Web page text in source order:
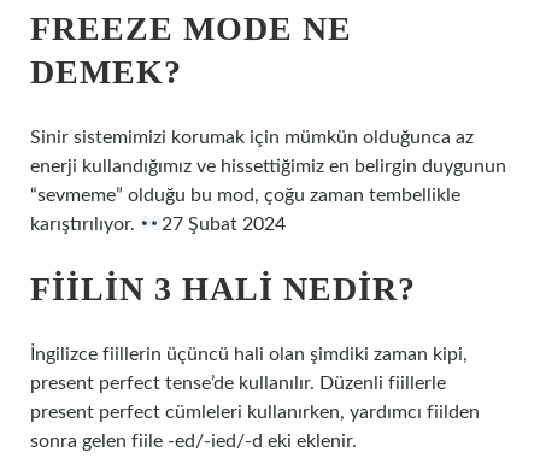
FREEZE MODE NE
DEMEK?
Sinir sistemimizi korumak için mümkün olduğunca az
enerji kullandığımız ve hissettiğimiz en belirgin duygunun
“sevmeme” olduğu bu mod, çoğu zaman tembellikle
karıştırılıyor.
27 Şubat 2024
FIILIN 3 HALI NEDIR?
İngilizce fiillerin üçüncü hali olan şimdiki zaman kipi,
present perfect tense’de kullanılır. Düzenli fiillerle
present perfect cümleleri kullanırken, yardımcı fiilden
sonra gelen fiile -ed/-ied/-d eki eklenir.